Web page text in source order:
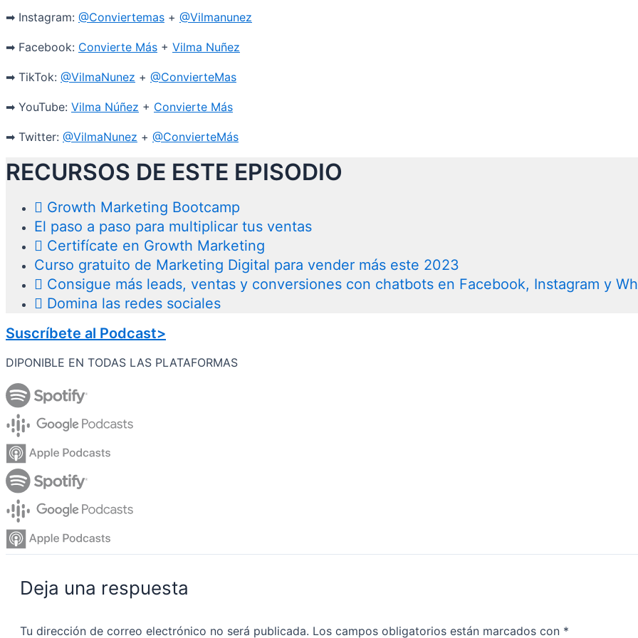
➡ Instagram: @Conviertemas + @Vilmanunez
➡ Facebook: Convierte Más + Vilma Nuñez
➡ TikTok: @VilmaNunez + @ConvierteMas
➡ YouTube: Vilma Núñez + Convierte Más
➡ Twitter: @VilmaNunez + @ConvierteMás
RECURSOS DE ESTE EPISODIO
Growth Marketing Bootcamp
El paso a paso para multiplicar tus ventas
Certifícate en Growth Marketing
Curso gratuito de Marketing Digital para vender más este 2023
Consigue más leads, ventas y conversiones con chatbots en Facebook, Instagram y
Domina las redes sociales
Suscríbete al Podcast>
DIPONIBLE EN TODAS LAS PLATAFORMAS
Deja una respuesta
Tu dirección de correo electrónico no será publicada. Los campos obligatorios están marcados con *